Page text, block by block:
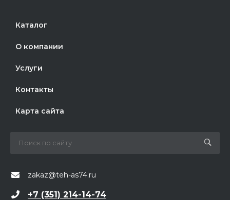
Каталог
О компании
Услуги
Контакты
Карта сайта
zakaz@teh-as74.ru
+7 (351) 214-14-74